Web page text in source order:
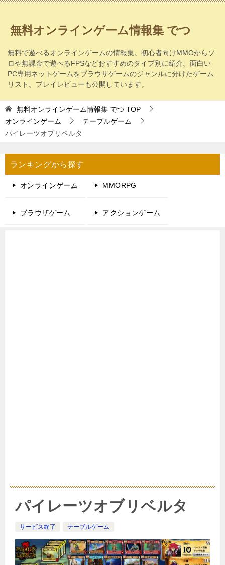
無料オンラインゲーム情報集 でつ
無料で遊べるオンラインゲームの情報集。初心者向けMMOからソ
ロや無課金で遊べるFPSなどおすすめのタイプ別に紹介。面白い
PC専用ネットゲームをブラウザゲームのジャンルに分けたゲーム
リスト。プレイレビューも公開しています。
無料オンラインゲーム情報集 でつ TOP
オンラインゲーム
テーブルゲーム
パイレーツオブリベルタ
ランキングから探す
オンラインゲーム MMORPG
ブラウザゲーム アクションゲーム
パイレーツオブリベルタ
サービス終了 テーブルゲーム